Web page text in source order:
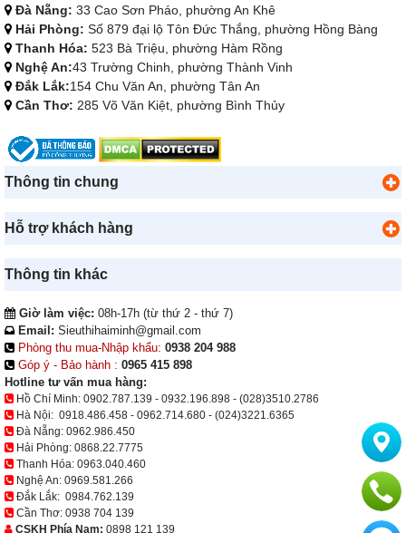
Đà Nẵng: 33 Cao Sơn Pháo, phường An Khê
Hải Phòng: Số 879 đại lộ Tôn Đức Thắng, phường Hồng Bàng
Thanh Hóa: 523 Bà Triệu, phường Hàm Rồng
Nghệ An:43 Trường Chinh, phường Thành Vinh
Đắk Lắk:154 Chu Văn An, phường Tân An
Cần Thơ: 285 Võ Văn Kiệt, phường Bình Thủy
Thông tin chung
Hỗ trợ khách hàng
Thông tin khác
Giờ làm việc: 08h-17h (từ thứ 2 - thứ 7)
Email: Sieuthihaiminh@gmail.com
Phòng thu mua-Nhập khẩu: 0938 204 988
Góp ý - Bảo hành : 0965 415 898
Hotline tư vấn mua hàng:
Hồ Chí Minh: 0902.787.139 - 0932.196.898 - (028)3510.2786
Hà Nội: 0918.486.458 - 0962.714.680 - (024)3221.6365
Đà Nẵng: 0962.986.450
Hải Phòng: 0868.22.7775
Thanh Hóa: 0963.040.460
Nghệ An: 0969.581.266
Đắk Lắk: 0984.762.139
Cần Thơ: 0938 704 139
CSKH Phía Nam: 0898 121 139